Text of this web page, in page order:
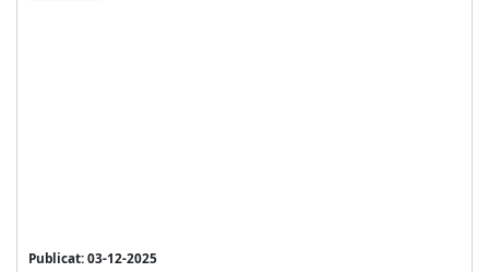
Publicat: 03-12-2025